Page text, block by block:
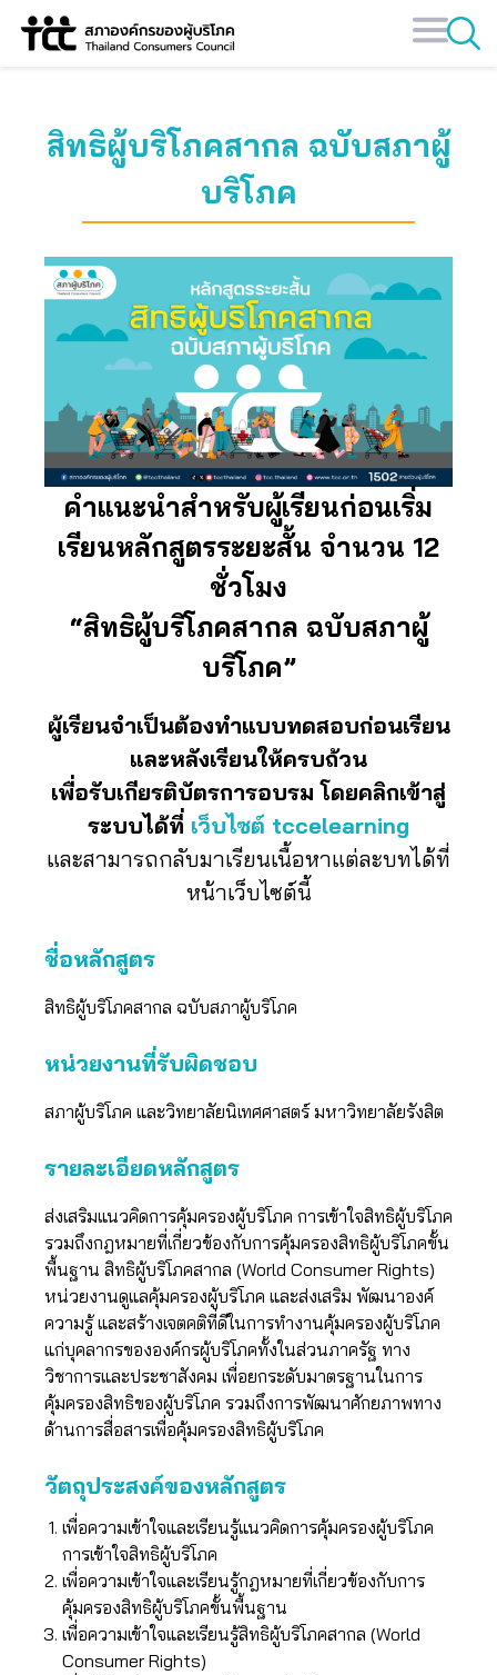
Skip
สิทธิผู้บริโภคสากล ฉบับสภาผู้
บริโภค
คำแนะนำสำหรับผู้เรียนก่อนเริ่ม
เรียนหลักสูตรระยะสั้น จำนวน 12
ชั่วโมง
“สิทธิผู้บริโภคสากล ฉบับสภาผู้
บริโภค”
ผู้เรียนจำเป็นต้องทำแบบทดสอบก่อนเรียน
และหลังเรียนให้ครบถ้วน
เพื่อรับเกียรติบัตรการอบรม โดยคลิกเข้าสู่
ระบบได้ที่ เว็บไซต์ tccelearning
และสามารถกลับมาเรียนเนื้อหาแต่ละบทได้ที่
หน้าเว็บไซต์นี้
ชื่อหลักสูตร
สิทธิผู้บริโภคสากล ฉบับสภาผู้บริโภค
หน่วยงานที่รับผิดชอบ
สภาผู้บริโภค และวิทยาลัยนิเทศศาสตร์ มหาวิทยาลัยรังสิต
รายละเอียดหลักสูตร
ส่งเสริมแนวคิดการคุ้มครองผู้บริโภค การเข้าใจสิทธิผู้บริโภค
รวมถึงกฎหมายที่เกี่ยวข้องกับการคุ้มครองสิทธิผู้บริโภคขั้น
พื้นฐาน สิทธิผู้บริโภคสากล (World Consumer Rights)
หน่วยงานดูแลคุ้มครองผู้บริโภค และส่งเสริม พัฒนาองค์
ความรู้ และสร้างเจตคติที่ดีในการทำงานคุ้มครองผู้บริโภค
แก่บุคลากรขององค์กรผู้บริโภคทั้งในส่วนภาครัฐ ทาง
วิชาการและประชาสังคม เพื่อยกระดับมาตรฐานในการ
คุ้มครองสิทธิของผู้บริโภค รวมถึงการพัฒนาศักยภาพทาง
ด้านการสื่อสารเพื่อคุ้มครองสิทธิผู้บริโภค
วัตถุประสงค์ของหลักสูตร
เพื่อความเข้าใจและเรียนรู้แนวคิดการคุ้มครองผู้บริโภค
การเข้าใจสิทธิผู้บริโภค
เพื่อความเข้าใจและเรียนรู้กฎหมายที่เกี่ยวข้องกับการ
คุ้มครองสิทธิผู้บริโภคขั้นพื้นฐาน
เพื่อความเข้าใจและเรียนรู้สิทธิผู้บริโภคสากล (World
Consumer Rights)